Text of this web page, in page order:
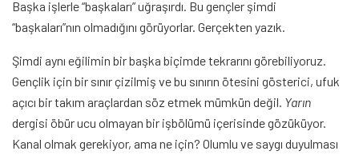
Başka işlerle “başkaları” uğraşırdı. Bu gençler şimdi
“başkaları”nın olmadığını görüyorlar. Gerçekten yazık.
Şimdi aynı eğilimin bir başka biçimde tekrarını görebiliyoruz.
Gençlik için bir sınır çizilmiş ve bu sınırın ötesini gösterici, ufuk
açıcı bir takım araçlardan söz etmek mümkün değil. Yarın
dergisi öbür ucu olmayan bir işbölümü içerisinde gözüküyor.
Kanal olmak gerekiyor, ama ne için? Olumlu ve saygı duyulması